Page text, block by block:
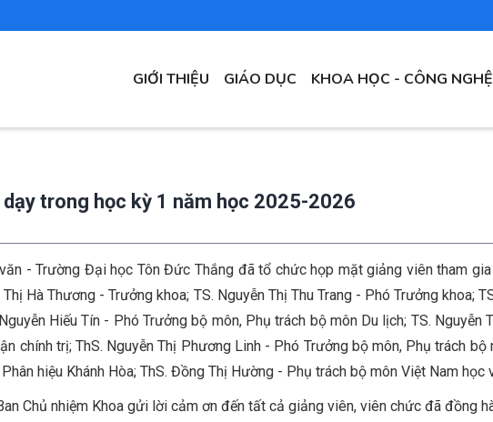
MAIN
NAVIGATION
GIỚI THIỆU GIÁO DỤC KHOA HỌC - CÔNG NGHỆ
trong học kỳ 1 năm học 2025-2026
- Trường Đại học Tôn Đức Thắng đã tổ chức họp mặt giảng viên tham
Hà Thương - Trưởng khoa; TS. Nguyễn Thị Thu Trang - Phó Trưởng khoa;
Hiếu Tín - Phó Trưởng bộ môn, Phụ trách bộ môn Du lịch; TS.
chính trị; ThS. Nguyễn Thị Phương Linh - Phó Trưởng bộ môn, Phụ trách
hiệu Khánh Hòa; ThS. Đồng Thị Hường - Phụ trách bộ môn Việt Nam
Chủ nhiệm Khoa gửi lời cảm ơn đến tất cả giảng viên, viên chức đã đồng